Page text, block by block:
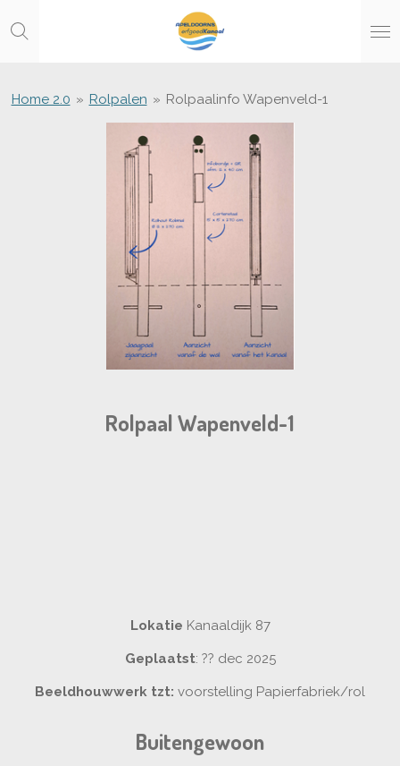
direct
hoofdinhoud
Home 2.0 » Rolpalen » Rolpaalinfo Wapenveld-1
Rolpaal Wapenveld-1
Lokatie Kanaaldijk 87
Geplaatst: ?? dec 2025
Beeldhouwwerk tzt: voorstelling Papierfabriek/rol
Buitengewoon